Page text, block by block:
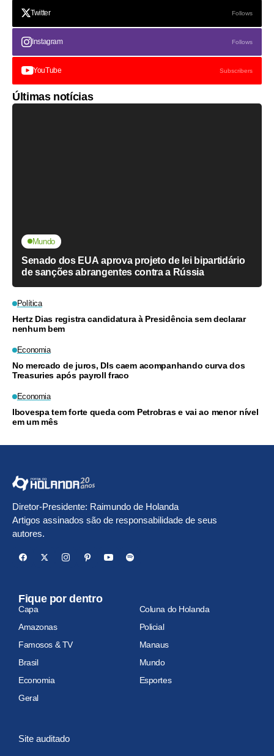
Twitter Follows
Instagram Follows
YouTube Subscribers
Últimas notícias
Mundo
Senado dos EUA aprova projeto de lei bipartidário
de sanções abrangentes contra a Rússia
Política
Hertz Dias registra candidatura à Presidência sem declarar
nenhum bem
Economia
No mercado de juros, DIs caem acompanhando curva dos
Treasuries após payroll fraco
Economia
Ibovespa tem forte queda com Petrobras e vai ao menor nível
em um mês
Diretor-Presidente: Raimundo de Holanda
Artigos assinados são de responsabilidade de seus
autores.
Fique por dentro
Capa
Coluna do Holanda
Amazonas
Policial
Famosos & TV
Manaus
Brasil
Mundo
Economia
Esportes
Geral
Site auditado